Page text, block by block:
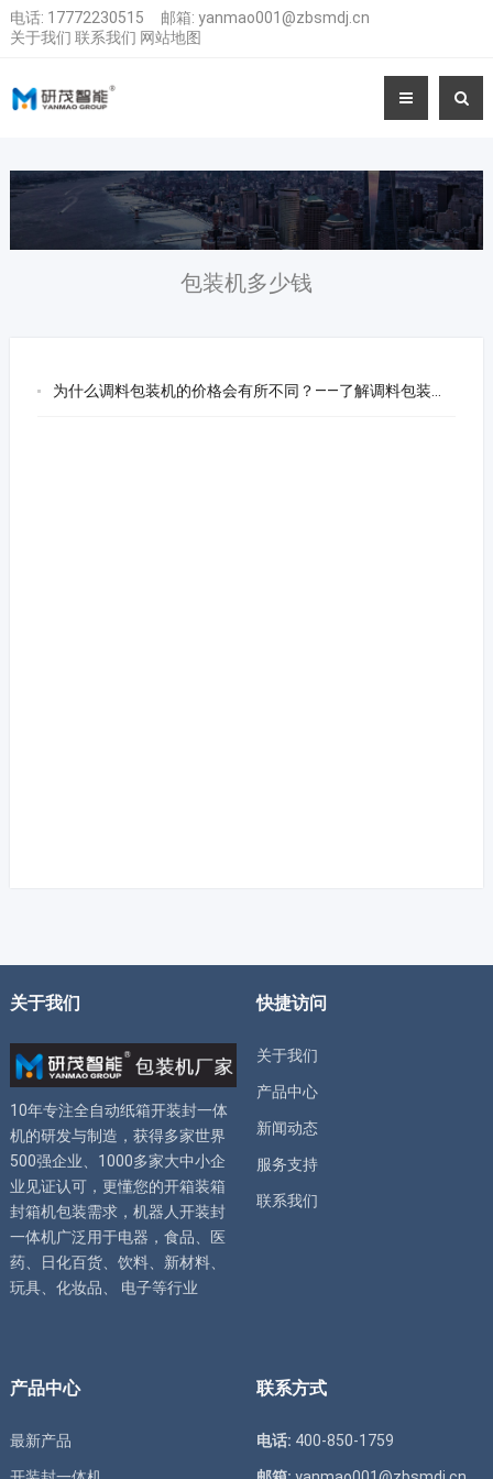
电话: 17772230515 邮箱: yanmao001@zbsmdj.cn
关于我们 联系我们 网站地图
包装机多少钱
为什么调料包装机的价格会有所不同？——了解调料包装机多少钱的因素
关于我们
10年专注全自动纸箱开装封一体
机的研发与制造，获得多家世界
500强企业、1000多家大中小企
业见证认可，更懂您的开箱装箱
封箱机包装需求， 机器人开装封
一体机广泛用于电器，食品、医
药、日化百货、饮料、新材料、
玩具、化妆品、 电子等行业
快捷访问
关于我们
产品中心
新闻动态
服务支持
联系我们
产品中心
最新产品
联系方式
电话: 400-850-1759